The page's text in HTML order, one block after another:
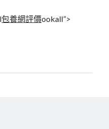
包養網評價ookall”>